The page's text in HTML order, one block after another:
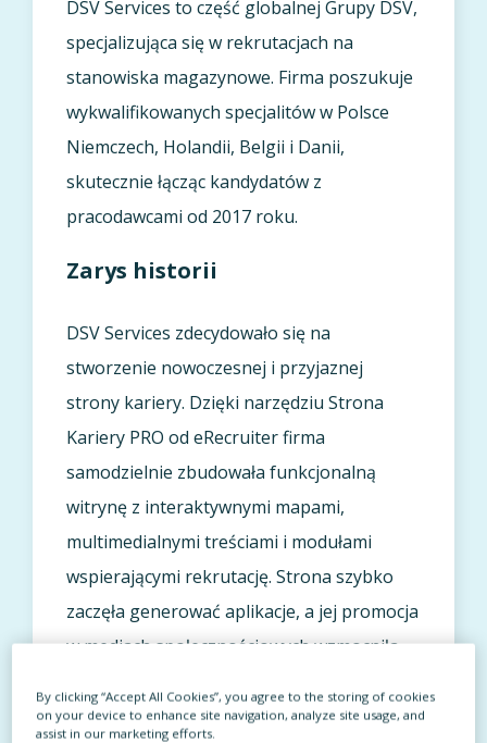
DSV Services to część globalnej Grupy DSV,
specjalizująca się w rekrutacjach na
stanowiska magazynowe. Firma poszukuje
wykwalifikowanych specjalitów w Polsce
Niemczech, Holandii, Belgii i Danii,
skutecznie łącząc kandydatów z
pracodawcami od 2017 roku.
Zarys historii
DSV Services zdecydowało się na
stworzenie nowoczesnej i przyjaznej
strony kariery. Dzięki narzędziu Strona
Kariery PRO od eRecruiter firma
samodzielnie zbudowała funkcjonalną
witrynę z interaktywnymi mapami,
multimedialnymi treściami i modułami
wspierającymi rekrutację. Strona szybko
zaczęła generować aplikacje, a jej promocja
w mediach społecznościowych wzmocniła
By clicking “Accept All Cookies”, you agree to the storing of cookies
on your device to enhance site navigation, analyze site usage, and
assist in our marketing efforts.